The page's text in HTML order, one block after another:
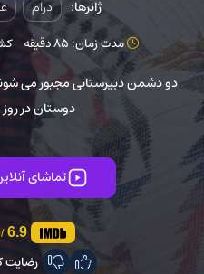
ژانرها: درام
مدت زمان: 85 دقیقه
دو دشمن دبیرستانی مجبور می
دوستان در روز
تماشای
6.9
/10
رضایت